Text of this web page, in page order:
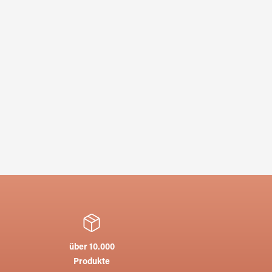
über 10.000
Produkte